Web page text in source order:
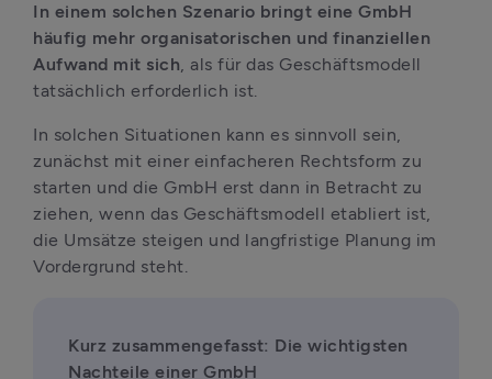
In einem solchen Szenario bringt eine GmbH
häufig mehr organisatorischen und finanziellen
Aufwand mit sich, als für das Geschäftsmodell
tatsächlich erforderlich ist.
In solchen Situationen kann es sinnvoll sein,
zunächst mit einer einfacheren Rechtsform zu
starten und die GmbH erst dann in Betracht zu
ziehen, wenn das Geschäftsmodell etabliert ist,
die Umsätze steigen und langfristige Planung im
Vordergrund steht.
Kurz zusammengefasst: Die wichtigsten